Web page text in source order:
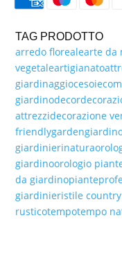
TAG PRODOTTO
arredo florealearte da
vegetaleartigianato
giardinaggiocesoie
giardinodecor
attrezzidecorazione
friendlygarden
giardinierinatura
giardinoorologio
da giardinopiante
giardinieristile
rusticotempotempo